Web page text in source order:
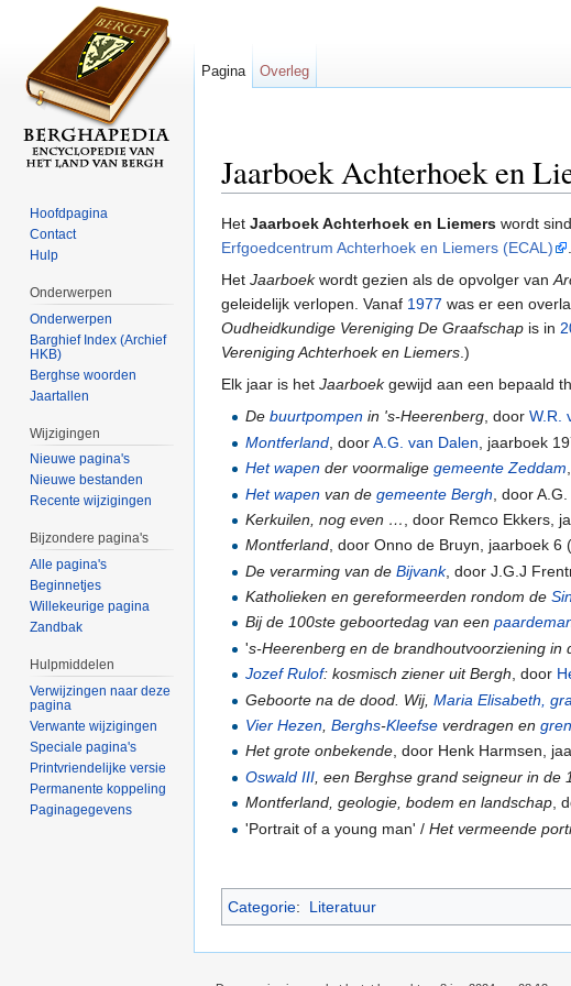
Jaarboek Achterhoek en
Het Jaarboek Achterhoek en Liemers wordt
Erfgoedcentrum Achterhoek en Liemers (ECAL)
.
Het Jaarboekwordt gezien als de opvolger van
geleidelijk verlopen. Vanaf 1977 was er een
Oudheidkundige Vereniging De Graafschap is in
Vereniging Achterhoek en Liemers.)
Elk jaar is het Jaarboekgewijd aan een bepaald
Debuurtpompen in 's-Heerenberg, doorW.R.
Montferland , doorA.G. van Dalen , jaarboek
Het wapen der voormaligegemeente Zeddam
Het wapen van degemeente Bergh , door
Kerkuilen, nog even …
, door Remco Ekkers,
Montferland, door Onno de Bruyn, jaarboek 6
De verarming van deBijvank, door J.G.J
Katholieken en gereformeerden rondom de
Bij de 100ste geboortedag van een
's-Heerenberg en de brandhoutvoorziening in
Jozef Rulof: kosmisch ziener uit Bergh, door
Geboorte na de dood. Wij,Maria Elisabeth,
Vier Hezen ,Berghs-Kleefse verdragen en
Het grote onbekende, door Henk Harmsen,
Oswald III , een Berghse grand seigneur in de
Montferland, geologie, bodem en landschap,
'Portrait of a young man' /Het vermeende
Categorie: Literatuur
Pagina Overleg
Hoofdpagina
Contact
Hulp
Onderwerpen
Onderwerpen
Barghief Index (Archief
HKB)
Berghse woorden
Jaartallen
Wijzigingen
Nieuwe pagina's
Nieuwe bestanden
Recente wijzigingen
Bijzondere pagina's
Alle pagina's
Beginnetjes
Willekeurige pagina
Zandbak
Hulpmiddelen
Verwijzingen naar deze
pagina
Verwante wijzigingen
Speciale pagina's
Printvriendelijke versie
Permanente koppeling
Paginagegevens